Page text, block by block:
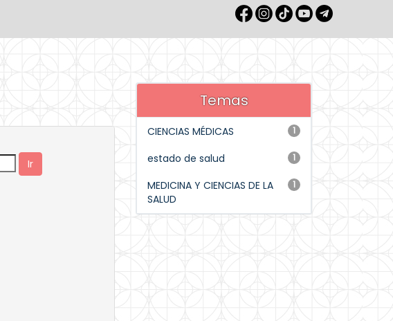
Temas
1
CIENCIAS MÉDICAS
1
estado de salud
1
MEDICINA Y CIENCIAS DE LA
SALUD